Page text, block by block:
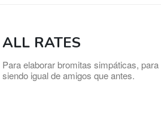
ALL RATES
Para elaborar bromitas simpáticas,
siendo igual de amigos que antes.